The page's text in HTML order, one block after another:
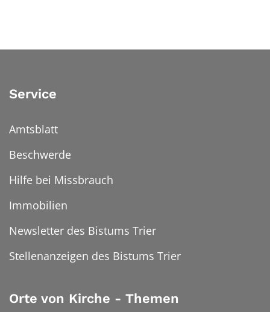
Service
Amtsblatt
Beschwerde
Hilfe bei Missbrauch
Immobilien
Newsletter des Bistums Trier
Stellenanzeigen des Bistums Trier
Orte von Kirche - Themen